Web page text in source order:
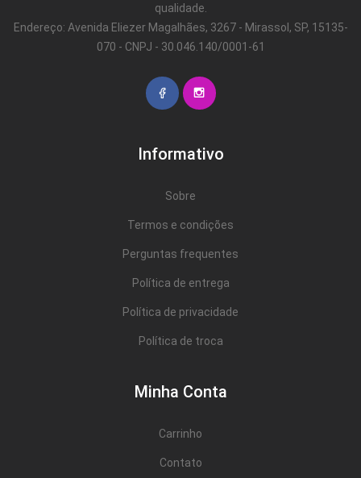
qualidade.
Endereço: Avenida Eliezer Magalhães, 3267 - Mirassol, SP, 15135-
070 - CNPJ - 30.046.140/0001-61
Informativo
Sobre
Termos e condições
Perguntas frequentes
Política de entrega
Política de privacidade
Política de troca
Minha Conta
Carrinho
Contato